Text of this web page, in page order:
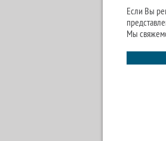
Если Вы
Мы